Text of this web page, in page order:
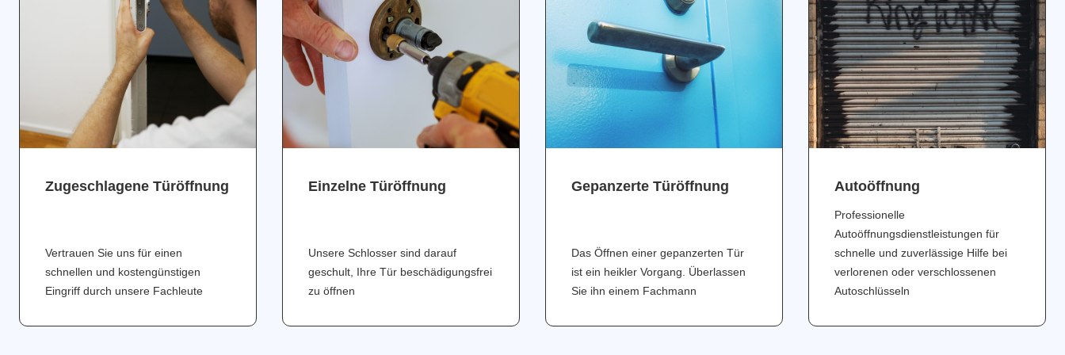
Zugeschlagene Türöffnung
Vertrauen Sie uns für einen
schnellen und kostengünstigen
Eingriff durch unsere Fachleute
Einzelne Türöffnung
Unsere Schlosser sind darauf
geschult, Ihre Tür beschädigungsfrei
zu öffnen
Gepanzerte Türöffnung
Das Öffnen einer gepanzerten Tür
ist ein heikler Vorgang. Überlassen
Sie ihn einem Fachmann
Аutoöffnung
Professionelle
Autoöffnungsdienstleistungen für
schnelle und zuverlässige Hilfe bei
verlorenen oder verschlossenen
Autoschlüsseln